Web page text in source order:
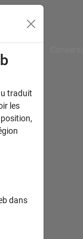
traduit
les
dans